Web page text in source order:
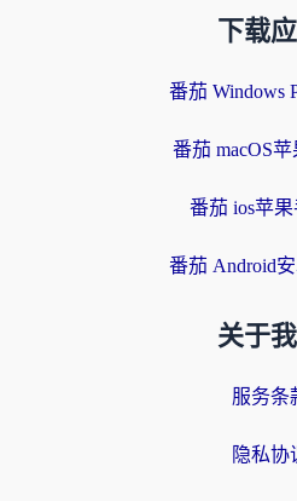
下载
番茄 Windows
番茄 macOS
番茄 ios苹
番茄 Android
关于我
服务条
隐私协